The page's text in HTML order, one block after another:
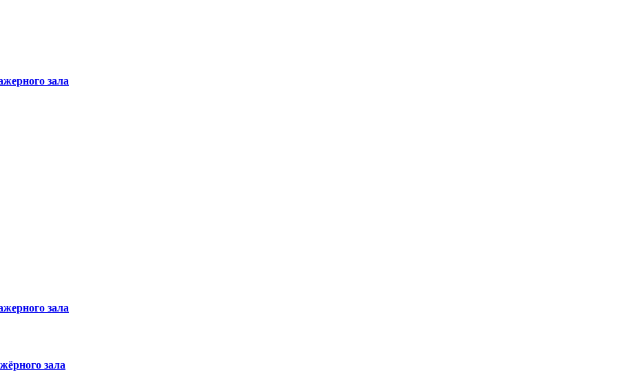
зала
зала
зала